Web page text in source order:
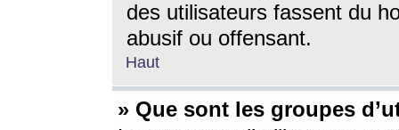
des utilisateurs fassent du
abusif ou offensant.
Haut
» Que sont les groupes